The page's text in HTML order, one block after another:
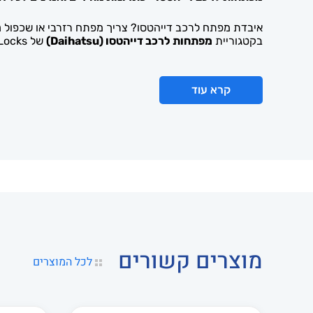
גי.מ.סי
דאצ'יה
הונדה
איבדת מפתח לרכב דייהטסו? צריך מפתח רזרבי או שכפול
בקטגוריית מפתחות לרכב דייהטסו (Daihatsu) של Shop Locks תמצא מגוון פתרונות מקצועיים לשחזור, שכפול והחלפת מפתחות לכל דגמי דייהטסו, חדשים וישנים כאחד.
קרא עוד
מוצרים קשורים לכל המוצרים